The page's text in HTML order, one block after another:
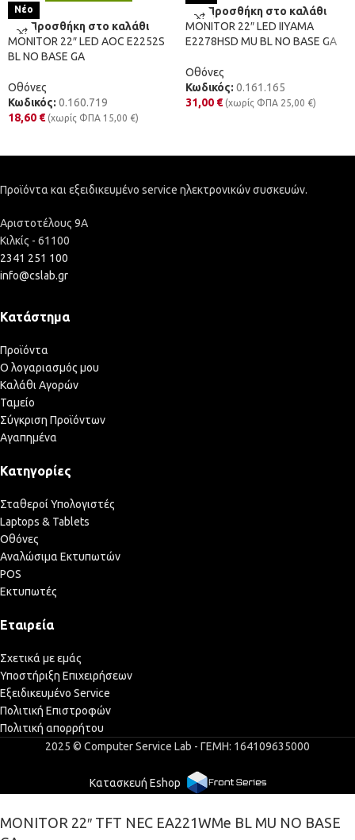
Νέο
Προσθήκη στο καλάθι
MONITOR 22″ LED AOC E2252S
BL NO BASE GA
Οθόνες
Κωδικός: 0.160.719
18,60 € (χωρίς ΦΠΑ 15,00 €)
Προσθήκη στο καλάθι
MONITOR 22″ LED IIYAMA
E2278HSD MU BL NO BASE GA
Οθόνες
Κωδικός: 0.161.165
31,00 € (χωρίς ΦΠΑ 25,00 €)
Προϊόντα και εξειδικευμένο service ηλεκτρονικών συσκευών.
Αριστοτέλους 9Α
Κιλκίς - 61100
2341 251 100
info@cslab.gr
Κατάστημα
Προϊόντα
Ο λογαριασμός μου
Καλάθι Αγορών
Ταμείο
Σύγκριση Προϊόντων
Αγαπημένα
Κατηγορίες
Σταθεροί Υπολογιστές
Laptops & Tablets
Οθόνες
Αναλώσιμα Εκτυπωτών
POS
Εκτυπωτές
Εταιρεία
Σχετικά με εμάς
Υποστήριξη Επιχειρήσεων
Εξειδικευμένο Service
Πολιτική Επιστροφών
Πολιτική απορρήτου
2025 © Computer Service Lab - ΓΕΜΗ: 164109635000
Κατασκευή Eshop
MONITOR 22″ TFT NEC EA221WMe BL MU NO BASE